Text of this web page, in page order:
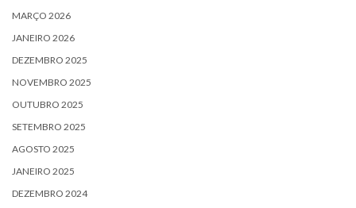
MARÇO 2026
JANEIRO 2026
DEZEMBRO 2025
NOVEMBRO 2025
OUTUBRO 2025
SETEMBRO 2025
AGOSTO 2025
JANEIRO 2025
DEZEMBRO 2024